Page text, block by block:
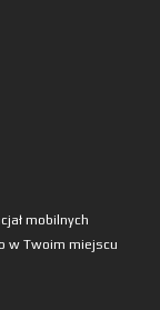
mobilnych
w Twoim miejscu